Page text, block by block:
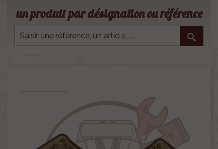
un produit par désignation ou référence
